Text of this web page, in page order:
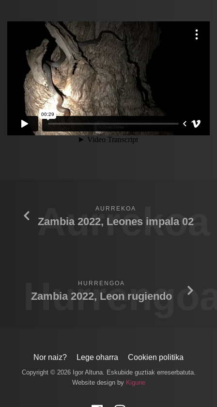
Aurrekoa
AURREKOA
Zambia 2022, Leones impala 02
HURRENGOA
Zambia 2022, Leon rugiendo
Nor naiz? Lege oharra Cookien politika
Copyright © 2026 Igor Altuna. Eskubide guztiak erreserbatuta.
Website design by Kigune